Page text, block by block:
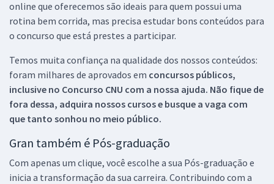
online que oferecemos são ideais para quem possui uma
rotina bem corrida, mas precisa estudar bons conteúdos para
o concurso que está prestes a participar.
Temos muita confiança na qualidade dos nossos conteúdos:
foram milhares de aprovados em concursos públicos,
inclusive no Concurso CNU com a nossa ajuda. Não fique de
fora dessa, adquira nossos cursos e busque a vaga com
que tanto sonhou no meio público.
Gran também é Pós-graduação
Com apenas um clique, você escolhe a sua Pós-graduação e
inicia a transformação da sua carreira. Contribuindo com a